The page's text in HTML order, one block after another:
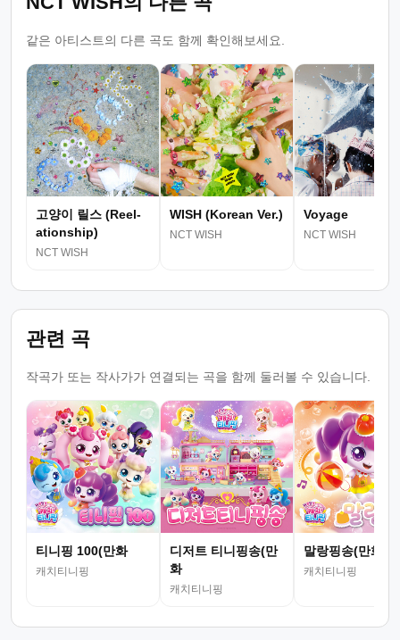
같은 아티스트의 다른 곡도 함께 확인해보세요.
고양이 릴스 (Reel-
ationship)
NCT WISH
WISH (Korean Ver.)
NCT WISH
Voyage
NCT WISH
관련 곡
작곡가 또는 작사가가 연결되는 곡을 함께 둘러볼 수 있습니다.
티니핑 100(만화
캐치티니핑
디저트 티니핑송(만
화
캐치티니핑
말랑핑송(만화
캐치티니핑